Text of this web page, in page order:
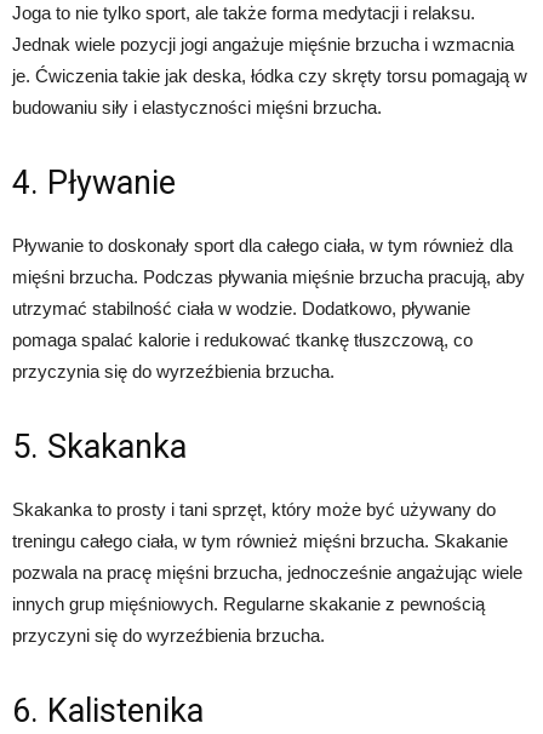
Joga to nie tylko sport, ale także forma medytacji i relaksu.
Jednak wiele pozycji jogi angażuje mięśnie brzucha i wzmacnia
je. Ćwiczenia takie jak deska, łódka czy skręty torsu pomagają w
budowaniu siły i elastyczności mięśni brzucha.
4. Pływanie
Pływanie to doskonały sport dla całego ciała, w tym również dla
mięśni brzucha. Podczas pływania mięśnie brzucha pracują, aby
utrzymać stabilność ciała w wodzie. Dodatkowo, pływanie
pomaga spalać kalorie i redukować tkankę tłuszczową, co
przyczynia się do wyrzeźbienia brzucha.
5. Skakanka
Skakanka to prosty i tani sprzęt, który może być używany do
treningu całego ciała, w tym również mięśni brzucha. Skakanie
pozwala na pracę mięśni brzucha, jednocześnie angażując wiele
innych grup mięśniowych. Regularne skakanie z pewnością
przyczyni się do wyrzeźbienia brzucha.
6. Kalistenika